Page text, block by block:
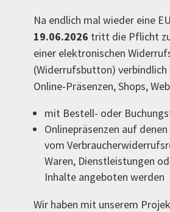
Na endlich mal wieder eine
19.06.2026 tritt die Pflicht
einer elektronischen
(Widerrufsbutton)
Online-Präsenzen, Shops,
mit Bestell- oder
Onlinepräsenzen auf
vom
Waren, Dienstleistungen
Inhalte angeboten werden
Wir haben mit unserem